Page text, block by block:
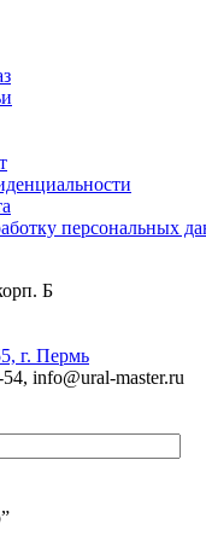
персональных
Б
г. Пермь
info@ural-master.ru